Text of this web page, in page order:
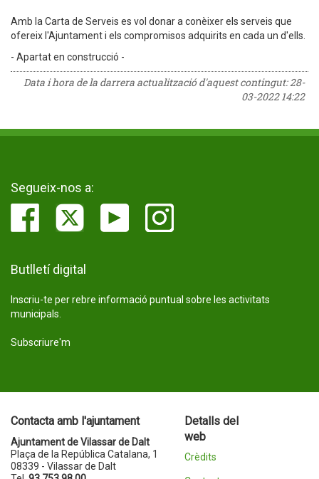
Amb la Carta de Serveis es vol donar a conèixer els serveis que
ofereix l'Ajuntament i els compromisos adquirits en cada un d'ells.
- Apartat en construcció -
Data i hora de la darrera actualització d'aquest contingut:28-
03-2022 14:22
Segueix-nos a:
Butlletí digital
Inscriu-te per rebre informació puntual sobre les activitats
municipals.
Subscriure'm
Contacta amb l'ajuntament
Ajuntament de Vilassar de Dalt
Plaça de la República Catalana, 1
08339 - Vilassar de Dalt
Detalls del
web
Crèdits